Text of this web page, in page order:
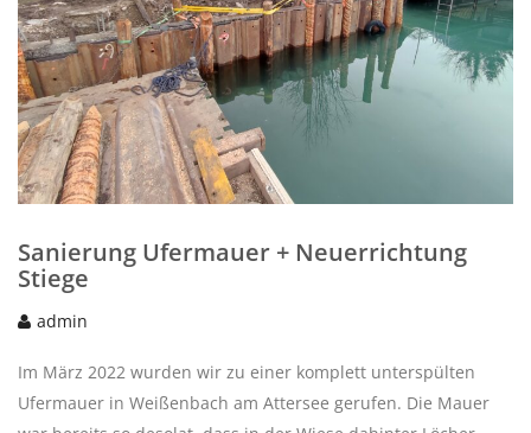
Sanierung Ufermauer + Neuerrichtung
Stiege
admin
Im März 2022 wurden wir zu einer komplett unterspülten
Ufermauer in Weißenbach am Attersee gerufen. Die Mauer